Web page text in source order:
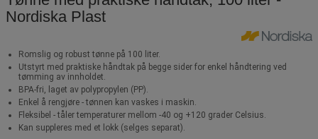
Nordiska Plast
Romslig og robust tønne på 100 liter.
Utstyrt med praktiske håndtak på begge sider for enkel håndtering ved
tømming av innholdet.
BPA-fri, laget av polypropylen (PP).
Enkel å rengjøre - tønnen kan vaskes i maskin.
Fleksibel - tåler temperaturer mellom -40 og +120 grader Celsius.
Kan suppleres med et lokk (selges separat).